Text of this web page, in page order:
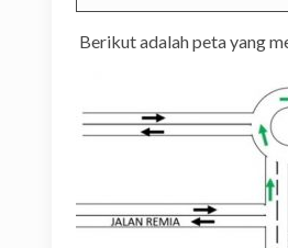
Berikut adalah peta yang